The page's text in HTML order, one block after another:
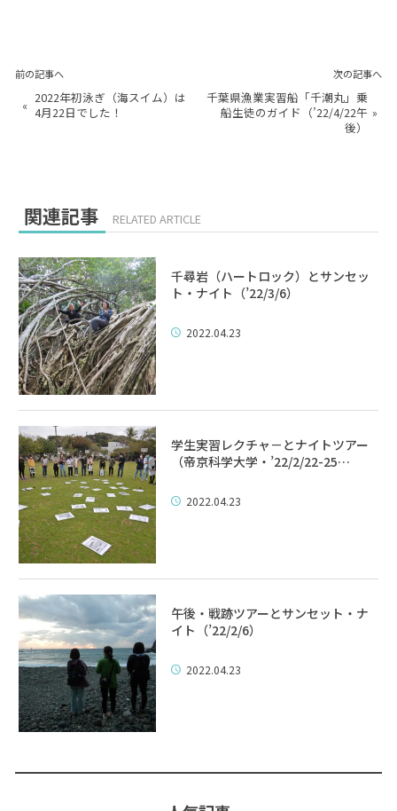
前の記事へ
« 2022年初泳ぎ（海スイム）は
4月22日でした！
次の記事へ
千葉県漁業実習船「千潮丸」乗
船生徒のガイド（’22/4/22午
後）
»
関連記事 RELATED ARTICLE
千尋岩（ハートロック）とサンセッ
ト・ナイト（’22/3/6）
2022.04.23
学生実習レクチャ－とナイトツアー
（帝京科学大学・’22/2/22-25…
2022.04.23
午後・戦跡ツアーとサンセット・ナ
イト（’22/2/6）
2022.04.23